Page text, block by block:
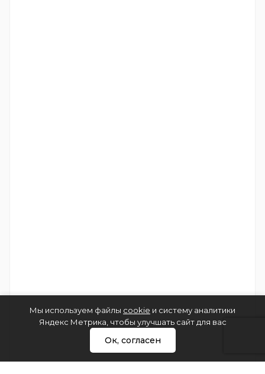
Мы используем файлы cookie и систему аналитики
Яндекс Метрика, чтобы улучшать сайт для вас
Ок, согласен